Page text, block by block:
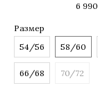
6 990
Размер
54/56
58/60
66/68 70/72